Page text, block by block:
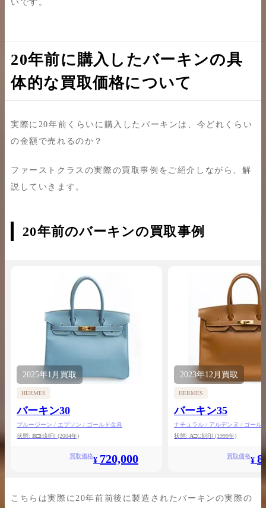
いです。
20年前に購入したバーキンの具
体的な買取価格について
実際に20年前くらいに購入したバーキンは、今どれくらい
の金額で売れるのか？
ファーストクラスの実際の買取事例をご紹介しながら、解
説していきます。
20年前のバーキンの買取事例
2025年1月 買取
HERMES
バーキン30
ブルージーン / エプソン / ゴールド金具
状態: B□H刻印 (2004年)
買取価格¥ 720,000
2023年12月 買取
HERMES
バーキン35
ナチュラル / アルデンヌ / ゴール
状態: A□C刻印 (1999年)
買取価格¥
こちらは実際に20年前前後に製造されたバーキンの実際の